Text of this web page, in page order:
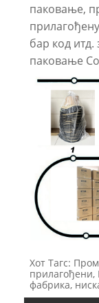
паковање,
бар код итд.
паковање
Хот Тагс:
фабрика,